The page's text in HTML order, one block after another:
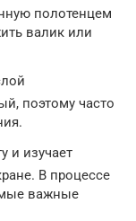
полотенцем
валик или
поэтому часто
и изучает
В процессе
важные